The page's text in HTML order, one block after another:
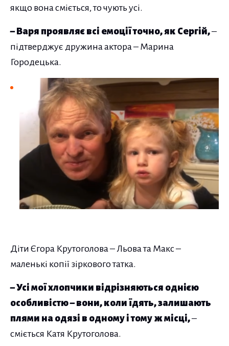
якщо вона сміється, то чують усі.
– Варя проявляє всі емоції точно, як Сергій,–
підтверджує дружина актора – Марина
Городецька.
Діти Єгора Крутоголова – Льова та Макс –
маленькі копії зіркового татка.
– Усі мої хлопчики відрізняються однією
особливістю – вони, коли їдять, залишають
плями на одязі в одному і тому ж місці,–
сміється Катя Крутоголова.